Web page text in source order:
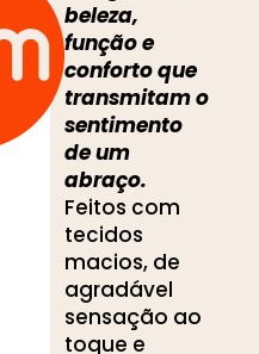
beleza,
função e
conforto que
transmitam o
sentimento
de um
abraço.
Feitos com
tecidos
macios, de
agradável
sensação ao
toque e